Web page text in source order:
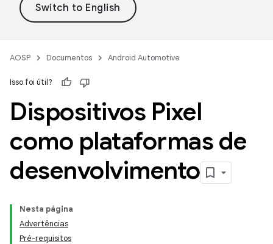
AOSP Documentos Android Automotive
Isso foi útil?
Dispositivos Pixel
como plataformas de
desenvolvimento
Nesta página
Advertências
Pré-requisitos